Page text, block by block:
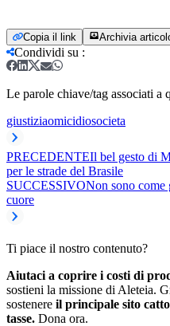
Copia il link Archivia
Condividi su :
Le parole chiave/tag associati a
giustiziaomicidiosocieta
PRECEDENTEIl bel gesto di
per le strade del Brasile
SUCCESSIVONon sono come
cuore
Ti piace il nostro contenuto?
Aiutaci a coprire i costi di
sostieni la missione di Aleteia.
sostenere il principale sito
tasse. Dona ora.